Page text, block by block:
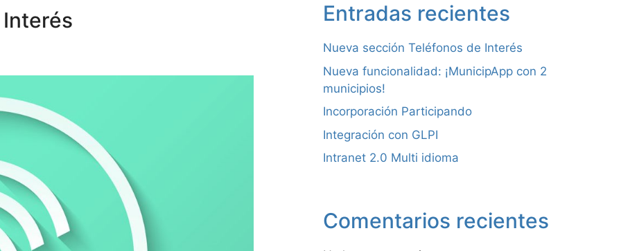
Entradas recientes
Nueva sección Teléfonos de Interés
Nueva funcionalidad: ¡MunicipApp con 2
municipios!
Incorporación Participando
Integración con GLPI
Intranet 2.0 Multi idioma
Comentarios recientes